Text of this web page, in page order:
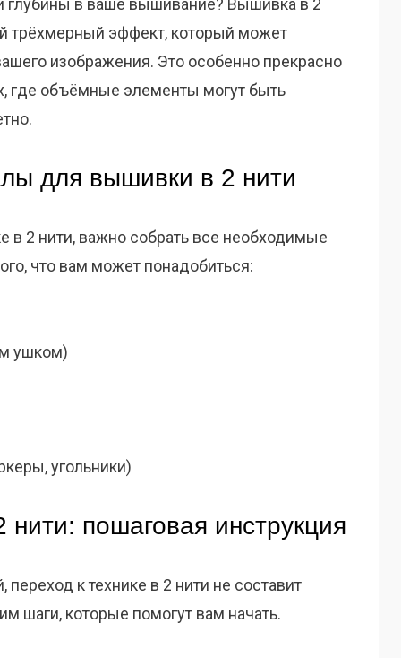
глубины в ваше вышивание? Вышивка в 2
трёхмерный эффект, который может
изображения. Это особенно прекрасно
где объёмные элементы могут быть
для вышивки в 2 нити
в 2 нити, важно собрать все необходимые
что вам может понадобиться:
ушком)
угольники)
пошаговая инструкция
к технике в 2 нити не составит
шаги, которые помогут вам начать.